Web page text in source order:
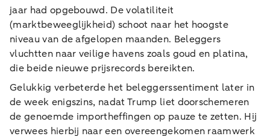
jaar had opgebouwd. De volatiliteit
(marktbeweeglijkheid) schoot naar het hoogste
niveau van de afgelopen maanden. Beleggers
vluchtten naar veilige havens zoals goud en platina,
die beide nieuwe prijsrecords bereikten.
Gelukkig verbeterde het beleggerssentiment later in
de week enigszins, nadat Trump liet doorschemeren
de genoemde importheffingen op pauze te zetten. Hij
verwees hierbij naar een overeengekomen raamwerk